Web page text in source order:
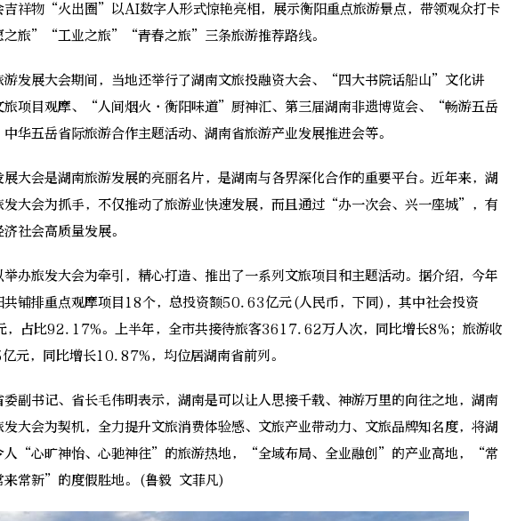
吉祥物“火出圈”以AI数字人形式惊艳亮相，展示衡阳重点旅游景点，带领观众打卡
旅”“工业之旅”“青春之旅”三条旅游推荐路线。
展大会期间，当地还举行了湖南文旅投融资大会、“四大书院话船山”文化讲
旅项目观摩、“人间烟火·衡阳味道”厨神汇、第三届湖南非遗博览会、“畅游五岳
华五岳省际旅游合作主题活动、湖南省旅游产业发展推进会等。
会是湖南旅游发展的亮丽名片，是湖南与各界深化合作的重要平台。近年来，湖
发大会为抓手，不仅推动了旅游业快速发展，而且通过“办一次会、兴一座城”，有
社会高质量发展。
旅发大会为牵引，精心打造、推出了一系列文旅项目和主题活动。据介绍，今年
共铺排重点观摩项目18个，总投资额50.63亿元(人民币，下同)，其中社会投资
占比92.17%。上半年，全市共接待旅客3617.62万人次，同比增长8%；旅游收
元，同比增长10.87%，均位居湖南省前列。
书记、省长毛伟明表示，湖南是可以让人思接千载、神游万里的向往之地，湖南
发大会为契机，全力提升文旅消费体验感、文旅产业带动力、文旅品牌知名度，将湖
人“心旷神怡、心驰神往”的旅游热地，“全域布局、全业融创”的产业高地，“常
来常新”的度假胜地。(鲁毅 文菲凡)